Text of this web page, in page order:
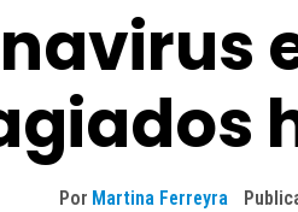
Por Martina Ferreyra